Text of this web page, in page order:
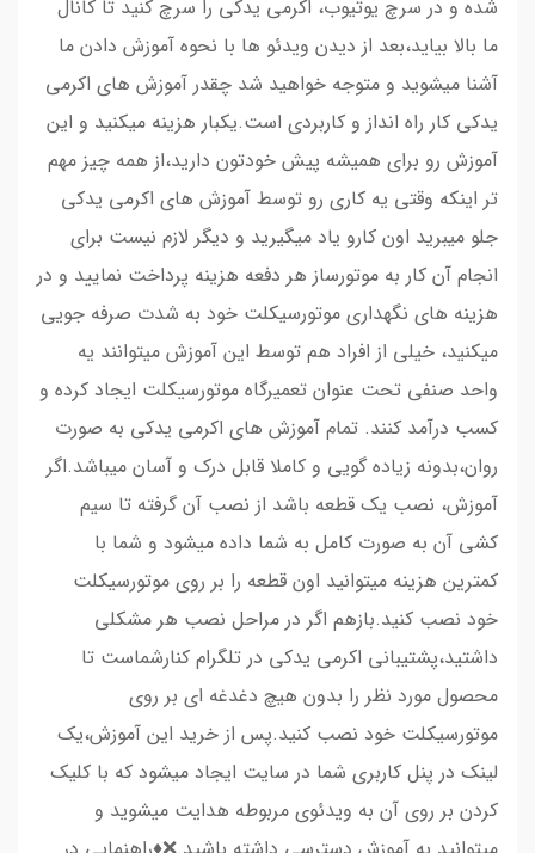
شده و در سرچ یوتیوب، اکرمی یدکی را سرچ کنید تا کانال
ما بالا بیاید،بعد از دیدن ویدئو ها با نحوه آموزش دادن ما
آشنا میشوید و متوجه خواهید شد چقدر آموزش های اکرمی
یدکی کار راه انداز و کاربردی است.یکبار هزینه میکنید و این
آموزش رو برای همیشه پیش خودتون دارید،از همه چیز مهم
تر اینکه وقتی یه کاری رو توسط آموزش های اکرمی یدکی
جلو میبرید اون کارو یاد میگیرید و دیگر لازم نیست برای
انجام آن کار به موتورساز هر دفعه هزینه پرداخت نمایید و در
هزینه های نگهداری موتورسیکلت خود به شدت صرفه جویی
میکنید، خیلی از افراد هم توسط این آموزش میتوانند یه
واحد صنفی تحت عنوان تعمیرگاه موتورسیکلت ایجاد کرده و
کسب درآمد کنند. تمام آموزش های اکرمی یدکی به صورت
روان،بدونه زیاده گویی و کاملا قابل درک و آسان میباشد.اگر
آموزش، نصب یک قطعه باشد از نصب آن گرفته تا سیم
کشی آن به صورت کامل به شما داده میشود و شما با
کمترین هزینه میتوانید اون قطعه را بر روی موتورسیکلت
خود نصب کنید.بازهم اگر در مراحل نصب هر مشکلی
داشتید،پشتیبانی اکرمی یدکی در تلگرام کنارشماست تا
محصول مورد نظر را بدون هیچ دغدغه ای بر روی
موتورسیکلت خود نصب کنید.پس از خرید این آموزش،یک
لینک در پنل کاربری شما در سایت ایجاد میشود که با کلیک
کردن بر روی آن به ویدئوی مربوطه هدایت میشوید و